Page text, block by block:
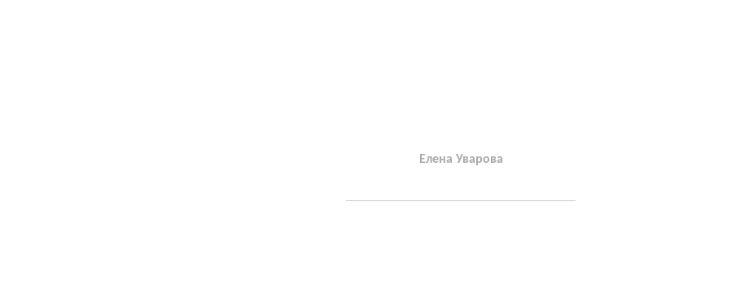
Елена Уварова